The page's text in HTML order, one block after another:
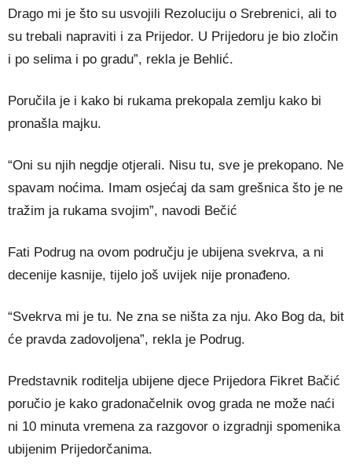
Drago mi je što su usvojili Rezoluciju o Srebrenici, ali to
su trebali napraviti i za Prijedor. U Prijedoru je bio zločin
i po selima i po gradu”, rekla je Behlić.
Poručila je i kako bi rukama prekopala zemlju kako bi
pronašla majku.
“Oni su njih negdje otjerali. Nisu tu, sve je prekopano. Ne
spavam noćima. Imam osjećaj da sam grešnica što je ne
tražim ja rukama svojim”, navodi Bečić
Fati Podrug na ovom području je ubijena svekrva, a ni
decenije kasnije, tijelo još uvijek nije pronađeno.
“Svekrva mi je tu. Ne zna se ništa za nju. Ako Bog da, bit
će pravda zadovoljena”, rekla je Podrug.
Predstavnik roditelja ubijene djece Prijedora Fikret Bačić
poručio je kako gradonačelnik ovog grada ne može naći
ni 10 minuta vremena za razgovor o izgradnji spomenika
ubijenim Prijedorčanima.